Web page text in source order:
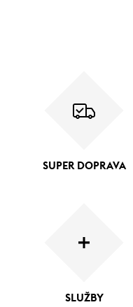
SUPER DOPRAVA
SLUŽBY